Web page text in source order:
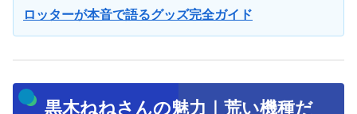
ロッターが本音で語るグッズ完全ガイド
黒木ねねさんの魅力｜荒い機種だ